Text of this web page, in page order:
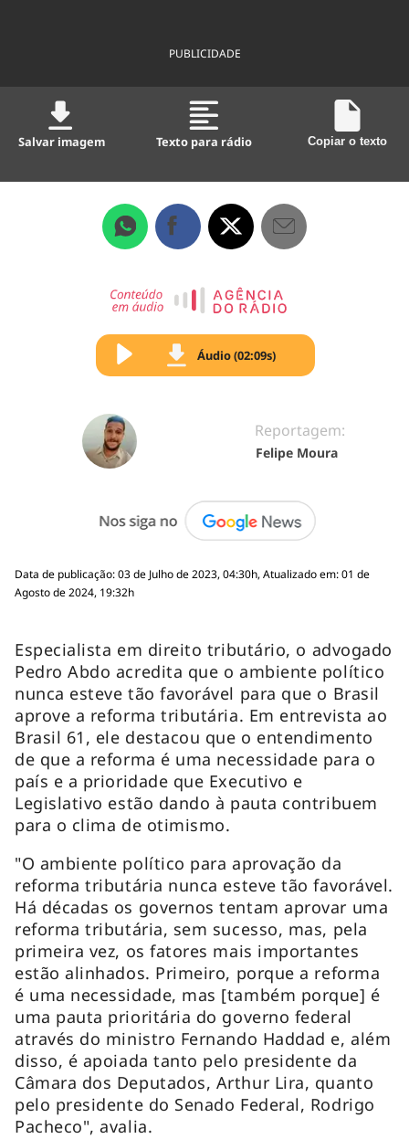
PUBLICIDADE
Salvar imagem Texto para rádio Copiar o texto
Áudio (02:09s)
Reportagem:
Felipe Moura
Data de publicação: 03 de Julho de 2023, 04:30h, Atualizado em: 01 de
Agosto de 2024, 19:32h
Especialista em direito tributário, o advogado
Pedro Abdo acredita que o ambiente político
nunca esteve tão favorável para que o Brasil
aprove a reforma tributária. Em entrevista ao
Brasil 61, ele destacou que o entendimento
de que a reforma é uma necessidade para o
país e a prioridade que Executivo e
Legislativo estão dando à pauta contribuem
para o clima de otimismo.
"​​O ambiente político para aprovação da
reforma tributária nunca esteve tão favorável.
Há décadas os governos tentam aprovar uma
reforma tributária, sem sucesso, mas, pela
primeira vez, os fatores mais importantes
estão alinhados. Primeiro, porque a reforma
é uma necessidade, mas [também porque] é
uma pauta prioritária do governo federal
através do ministro Fernando Haddad e, além
disso, é apoiada tanto pelo presidente da
Câmara dos Deputados, Arthur Lira, quanto
pelo presidente do Senado Federal, Rodrigo
Pacheco", avalia.